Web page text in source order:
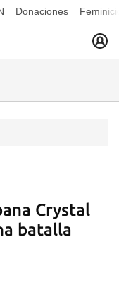
Donaciones
Crystal
batalla